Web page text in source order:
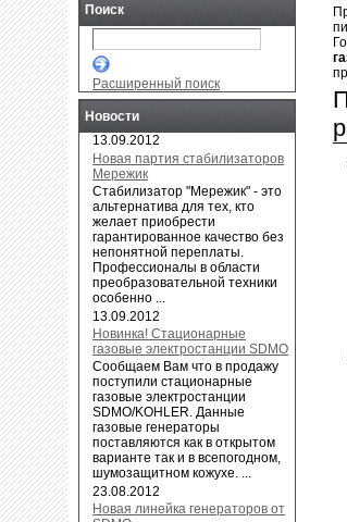
Поиск
Расширенный поиск
Новости
13.09.2012
Новая партия стабилизаторов
Мережик
Cтабилизатор "Мережик" - это
альтернатива для тех, кто
желает приобрести
гарантированное качество без
непонятной переплаты.
Профессионалы в области
преобразовательной техники
особенно ...
13.09.2012
Новинка! Стационарные
газовые электростанции SDMO
Сообщаем Вам что в продажу
поступили стационарные
газовые электростанции
SDMO/KOHLER. Данные
газовые генераторы
поставляются как в открытом
варианте так и в всепогодном,
шумозащитном кожухе. ...
23.08.2012
Новая линейка генераторов от